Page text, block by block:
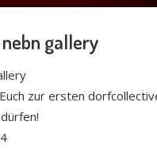
gallery
zur ersten